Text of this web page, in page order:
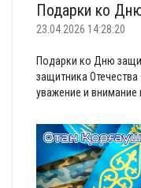
Подарки ко
23.04.2026 14:28:20
Подарки ко Дню
защитника
уважение и внимание